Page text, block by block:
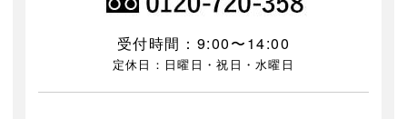
受付時間：9:00〜14:00
定休日：日曜日・祝日・水曜日